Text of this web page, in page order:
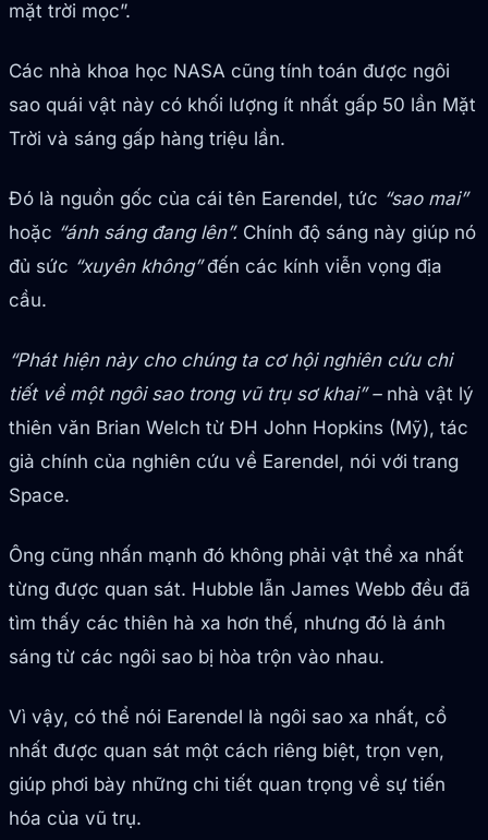
mặt trời mọc”.
Các nhà khoa học NASA cũng tính toán được ngôi
sao quái vật này có khối lượng ít nhất gấp 50 lần Mặt
Trời và sáng gấp hàng triệu lần.
Đó là nguồn gốc của cái tên Earendel, tức “sao mai”
hoặc “ánh sáng đang lên”. Chính độ sáng này giúp nó
đủ sức “xuyên không”đến các kính viễn vọng địa
cầu.
“Phát hiện này cho chúng ta cơ hội nghiên cứu chi
tiết về một ngôi sao trong vũ trụ sơ khai” –nhà vật lý
thiên văn Brian Welch từ ĐH John Hopkins (Mỹ), tác
giả chính của nghiên cứu về Earendel, nói với trang
Space.
Ông cũng nhấn mạnh đó không phải vật thể xa nhất
từng được quan sát. Hubble lẫn James Webb đều đã
tìm thấy các thiên hà xa hơn thế, nhưng đó là ánh
sáng từ các ngôi sao bị hòa trộn vào nhau.
Vì vậy, có thể nói Earendel là ngôi sao xa nhất, cổ
nhất được quan sát một cách riêng biệt, trọn vẹn,
giúp phơi bày những chi tiết quan trọng về sự tiến
hóa của vũ trụ.